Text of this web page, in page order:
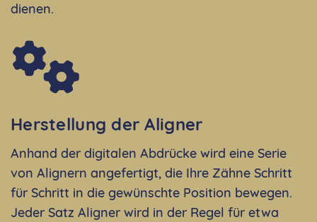
dienen.
Herstellung der Aligner
Anhand der digitalen Abdrücke wird eine Serie
von Alignern angefertigt, die Ihre Zähne Schritt
für Schritt in die gewünschte Position bewegen.
Jeder Satz Aligner wird in der Regel für etwa